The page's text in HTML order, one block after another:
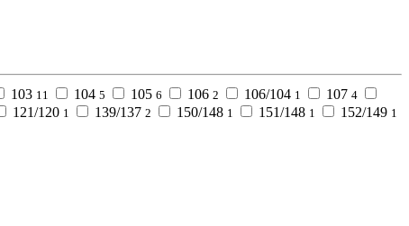
103 11 104 5 105 6 106 2 106/104 1 107 4
121/120 1 139/137 2 150/148 1 151/148 1 152/149 1